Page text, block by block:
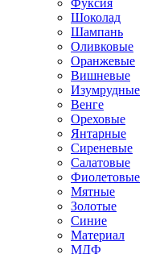
Фуксия
Шоколад
Шампань
Оливковые
Оранжевые
Вишневые
Изумрудные
Венге
Ореховые
Янтарные
Сиреневые
Салатовые
Фиолетовые
Мятные
Золотые
Синие
Материал
МДФ